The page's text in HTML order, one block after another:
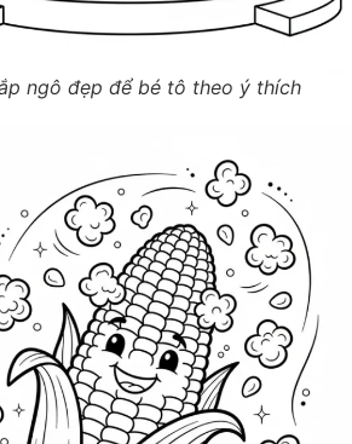
ngô đẹp để bé tô theo ý thích